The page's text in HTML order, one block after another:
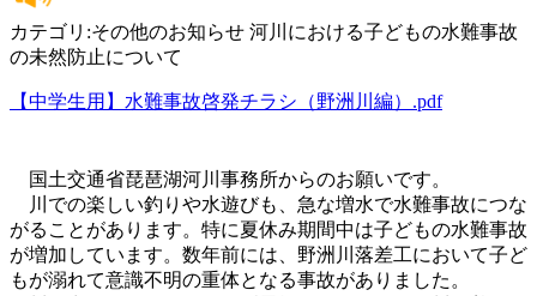
カテゴリ:その他のお知らせ 河川における子どもの水難事故
の未然防止について
【中学生用】水難事故啓発チラシ（野洲川編）.pdf
国土交通省琵琶湖河川事務所からのお願いです。
川での楽しい釣りや水遊びも、急な増水で水難事故につな
がることがあります。特に夏休み期間中は子どもの水難事故
が増加しています。数年前には、野洲川落差工において子ど
もが溺れて意識不明の重体となる事故がありました。